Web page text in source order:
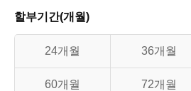
할부기간(개월)
24개월 36개월
60개월 72개월